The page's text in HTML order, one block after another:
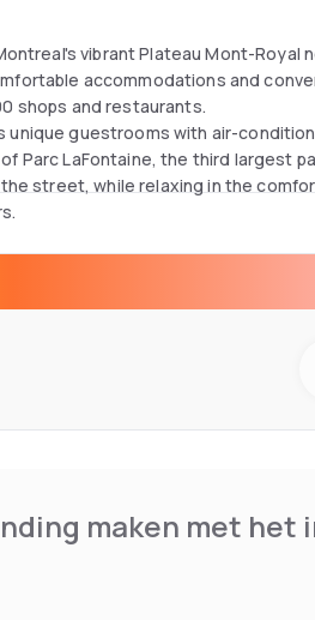
vibrant Plateau Mont-Royal
accommodations and
shops and restaurants.
unique guestrooms with air-
Parc LaFontaine, the third largest
street, while relaxing in the
maken met